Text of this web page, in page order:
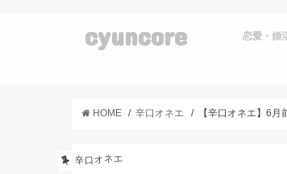
cyuncore 恋愛・婚
HOME 辛口オネエ
辛口オネエ